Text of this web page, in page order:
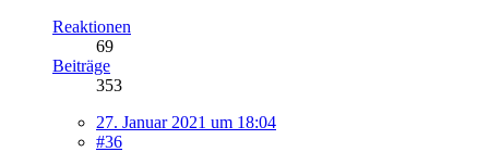
Reaktionen
69
Beiträge
353
27. Januar 2021 um 18:04
#36